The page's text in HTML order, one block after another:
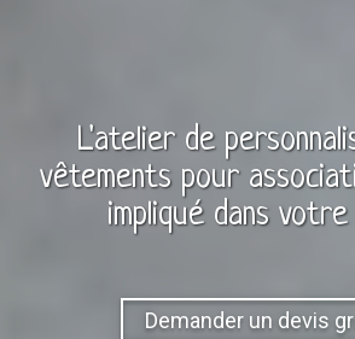
L'atelier de
vêtementspour
impliqué dans
Demander un devis